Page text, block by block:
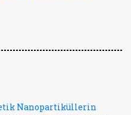
Nanopartiküllerin